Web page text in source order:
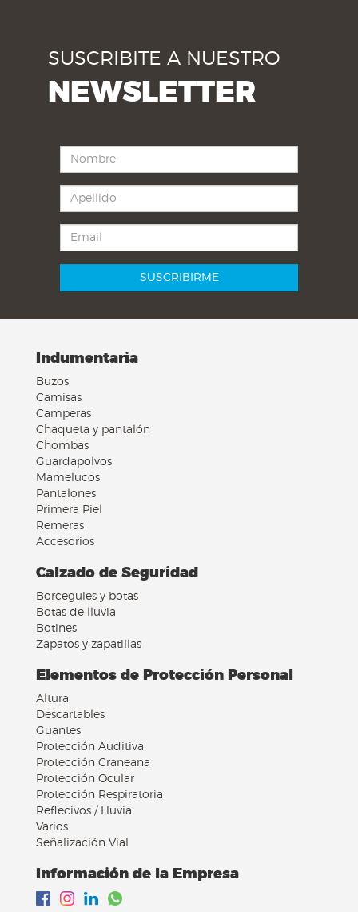
SUSCRIBITE A NUESTRO
NEWSLETTER
Indumentaria
Buzos
Camisas
Camperas
Chaqueta y pantalón
Chombas
Guardapolvos
Mamelucos
Pantalones
Primera Piel
Remeras
Accesorios
Calzado de Seguridad
Borceguies y botas
Botas de lluvia
Botines
Zapatos y zapatillas
Elementos de Protección Personal
Altura
Descartables
Guantes
Protección Auditiva
Protección Craneana
Protección Ocular
Protección Respiratoria
Reflecivos / Lluvia
Varios
Señalización Vial
Información de la Empresa